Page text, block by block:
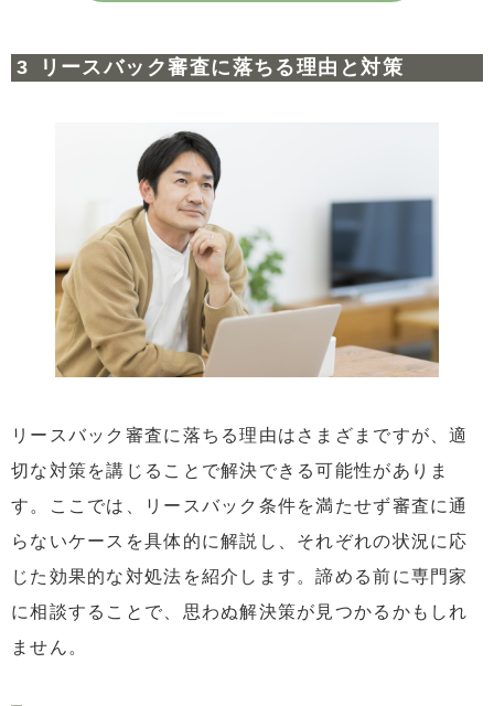
リースバック審査に落ちる理由と対策
リースバック審査に落ちる理由はさまざまですが、適
切な対策を講じることで解決できる可能性がありま
す。ここでは、リースバック条件を満たせず審査に通
らないケースを具体的に解説し、それぞれの状況に応
じた効果的な対処法を紹介します。諦める前に専門家
に相談することで、思わぬ解決策が見つかるかもしれ
ません。